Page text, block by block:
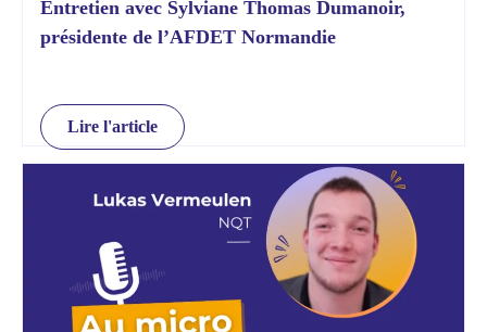
Entretien avec Sylviane Thomas Dumanoir,
présidente de l’AFDET Normandie
Lire l'article